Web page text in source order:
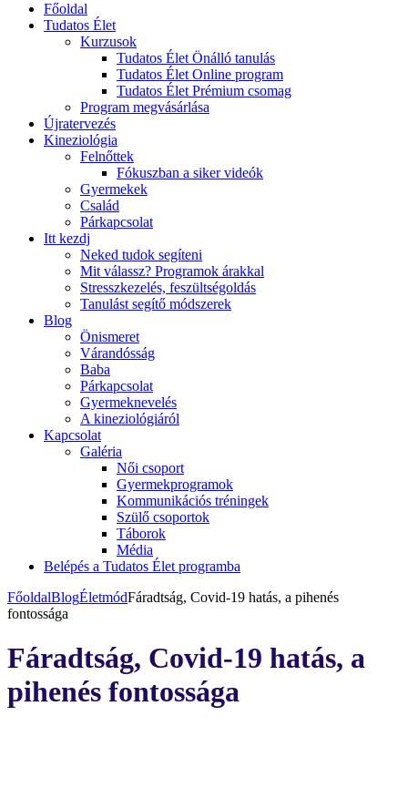
Főoldal
Tudatos Élet
Kurzusok
Tudatos Élet Önálló tanulás
Tudatos Élet Online program
Tudatos Élet Prémium csomag
Program megvásárlása
Újratervezés
Kineziológia
Felnőttek
Fókuszban a siker videók
Gyermekek
Család
Párkapcsolat
Itt kezdj
Neked tudok segíteni
Mit válassz? Programok árakkal
Stresszkezelés, feszültségoldás
Tanulást segítő módszerek
Blog
Önismeret
Várandósság
Baba
Párkapcsolat
Gyermeknevelés
A kineziológiáról
Kapcsolat
Galéria
Női csoport
Gyermekprogramok
Kommunikációs tréningek
Szülő csoportok
Táborok
Média
Belépés a Tudatos Élet programba
FőoldalBlogÉletmódFáradtság, Covid-19 hatás, a pihenés
fontossága
Fáradtság, Covid-19 hatás, a
pihenés fontossága